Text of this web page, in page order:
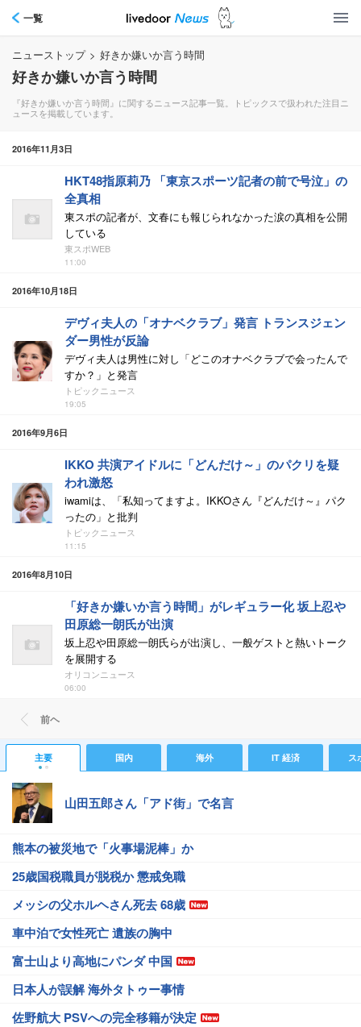
一覧
ニューストップ > 好きか嫌いか言う時間
好きか嫌いか言う時間
『好きか嫌いか言う時間』に関するニュース記事一覧。トピックスで扱われた注目ニ
ュースを掲載しています。
2016年11月3日
HKT48指原莉乃 「東京スポーツ記者の前で号泣」の
全真相
東スポの記者が、文春にも報じられなかった涙の真相を公開
している
東スポWEB
11:00
2016年10月18日
デヴィ夫人の「オナベクラブ」発言 トランスジェン
ダー男性が反論
デヴィ夫人は男性に対し「どこのオナベクラブで会ったんで
すか？」と発言
トピックニュース
19:05
2016年9月6日
IKKO 共演アイドルに「どんだけ～」のパクリを疑
われ激怒
iwamiは、「私知ってますよ。IKKOさん『どんだけ～』パク
ったの」と批判
トピックニュース
11:15
2016年8月10日
「好きか嫌いか言う時間」がレギュラー化 坂上忍や
田原総一朗氏が出演
坂上忍や田原総一朗氏らが出演し、一般ゲストと熱いトーク
を展開する
オリコンニュース
06:00
前ヘ
主要 国内 海外 IT 経済 ス
山田五郎さん「アド街」で名言
熊本の被災地で「火事場泥棒」か
25歳国税職員が脱税か 懲戒免職
メッシの父ホルヘさん死去 68歳
車中泊で女性死亡 遺族の胸中
富士山より高地にパンダ 中国
日本人が誤解 海外タトゥー事情
佐野航大 PSVへの完全移籍が決定